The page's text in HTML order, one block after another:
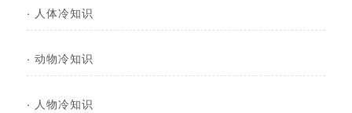
· 人体冷知识
· 动物冷知识
· 人物冷知识